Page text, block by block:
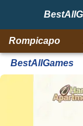
Rompicapo
BestAllGames